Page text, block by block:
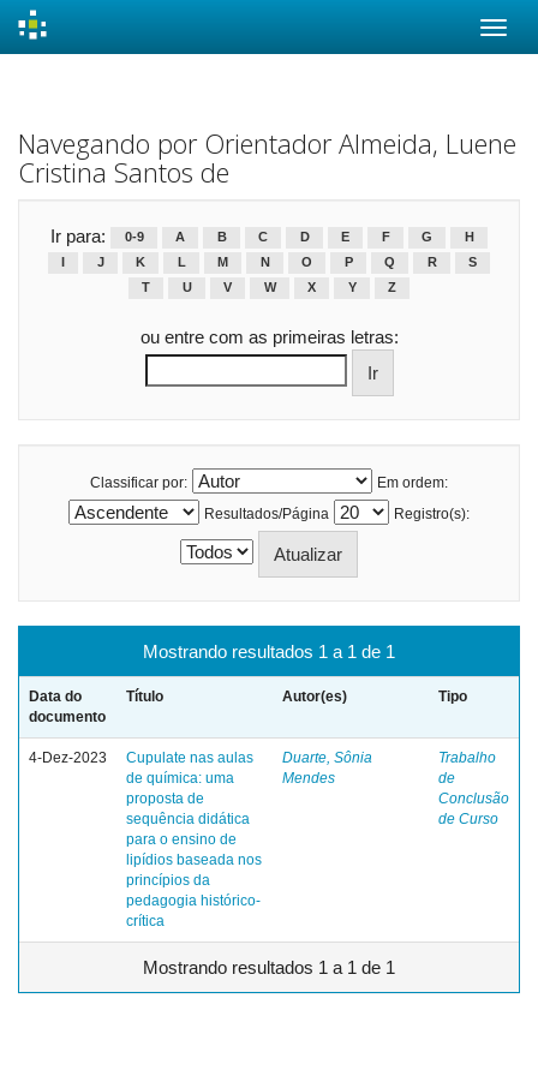
Navegando por Orientador Almeida, Luene
Cristina Santos de
Ir para: 0-9 A B C D E F G
H
J K L M N O P Q R
S
T
U V W X Y Z
ou entre com as primeiras letras:
Classificar por:
Em ordem:
Resultados/Página
Registro(s):
Mostrando resultados 1 a 1 de 1
Data do
documento
Título Autor(es) Tipo
4-Dez-2023
Cupulate nas aulas
de química: uma
proposta de
sequência didática
para o ensino de
lipídios baseada nos
princípios da
pedagogia histórico-
crítica
Duarte, Sônia
Mendes
Trabalho
de
Conclusão
de Curso
Mostrando resultados 1 a 1 de 1